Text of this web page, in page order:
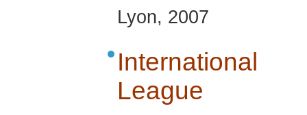
Lyon, 2007
International
League